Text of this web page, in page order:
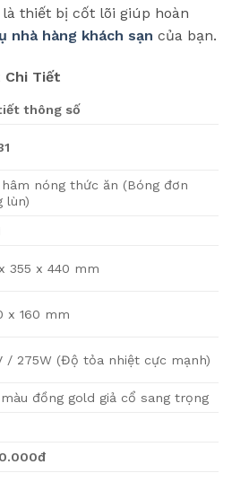
thiết bị cốt lõi giúp hoàn
nhà hàng khách sạn của bạn.
Chi Tiết
thông số
nóng thức ăn (Bóng đơn
lùn)
355 x 440 mm
x 160 mm
/ 275W (Độ tỏa nhiệt cực mạnh)
đồng gold giả cổ sang trọng